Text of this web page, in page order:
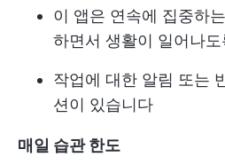
이 앱은 연속에 집중하
하면서 생활이 일어나
작업에 대한 알림 또는
션이 있습니다
매일 습관 한도